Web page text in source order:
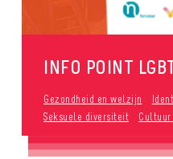
INFO POINT
Gezondheid en welzijn
Seksuele diversiteit